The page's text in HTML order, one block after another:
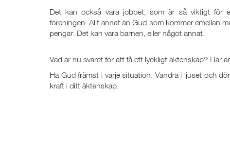
Det kan också vara jobbet, som är så viktigt för
föreningen. Allt annat än Gud som kommer emellan
pengar. Det kan vara barnen, eller något annat.
Vad är nu svaret för att få ett lyckligt äktenskap? Här
Ha Gud främst i varje situation. Vandra i ljuset och
kraft i ditt äktenskap.